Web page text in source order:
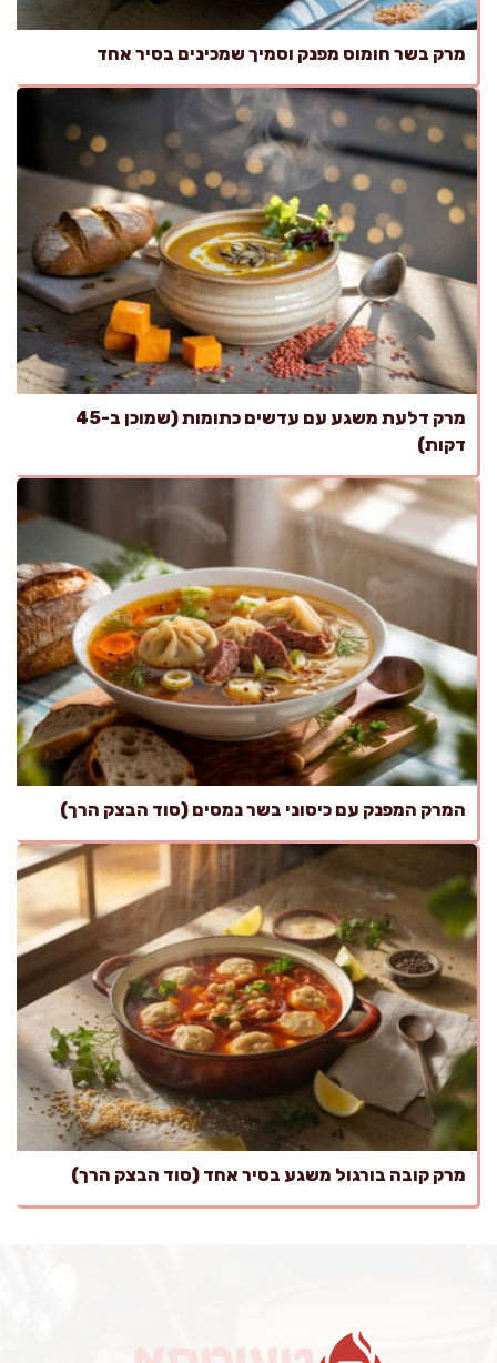
מרק בשר חומוס מפנק וסמיך שמכינים בסיר אחד
מרק דלעת משגע עם עדשים כתומות (שמוכן ב-45
דקות)
המרק המפנק עם כיסוני בשר נמסים (סוד הבצק הרך)
מרק קובה בורגול משגע בסיר אחד (סוד הבצק הרך)